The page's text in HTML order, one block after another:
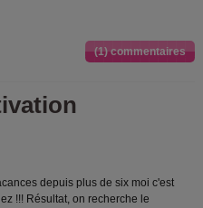
(1) commentaires
depuis plus de six moi c'est
!!! Résultat, on recherche le